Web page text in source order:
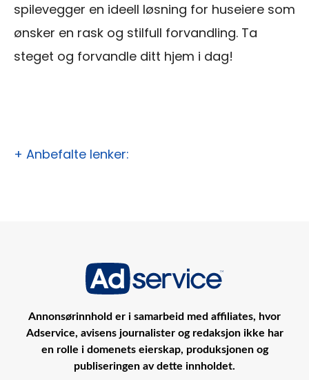
spilevegger en ideell løsning for huseiere som
ønsker en rask og stilfull forvandling. Ta
steget og forvandle ditt hjem i dag!
+ Anbefalte lenker:
Annonsørinnhold er i samarbeid med affiliates, hvor
Adservice, avisens journalister og redaksjon ikke har
en rolle i domenets eierskap, produksjonen og
publiseringen av dette innholdet.